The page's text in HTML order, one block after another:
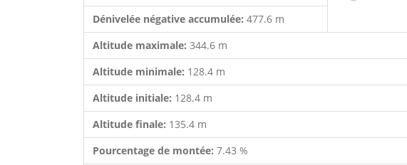
Dénivelée négative accumulée: 477.6 m
Altitude maximale: 344.6 m
Altitude minimale: 128.4 m
Altitude initiale: 128.4 m
Altitude finale: 135.4 m
Pourcentage de montée: 7.43 %